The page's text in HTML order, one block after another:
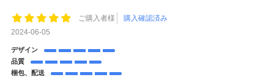
ご購入者様
購入確認済み
2024-06-05
デザイン
品質
梱包、配送